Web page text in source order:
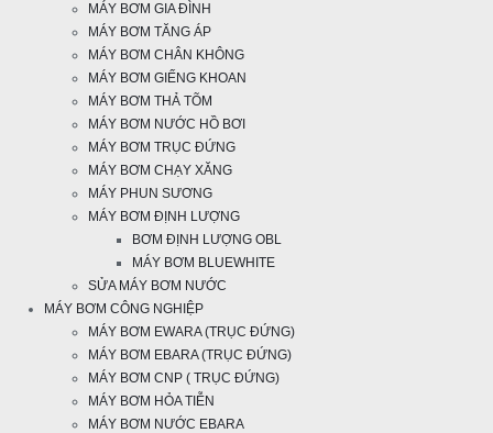
MÁY BƠM GIA ĐÌNH
MÁY BƠM TĂNG ÁP
MÁY BƠM CHÂN KHÔNG
MÁY BƠM GIẾNG KHOAN
MÁY BƠM THẢ TÕM
MÁY BƠM NƯỚC HỒ BƠI
MÁY BƠM TRỤC ĐỨNG
MÁY BƠM CHẠY XĂNG
MÁY PHUN SƯƠNG
MÁY BƠM ĐỊNH LƯỢNG
BƠM ĐỊNH LƯỢNG OBL
MÁY BƠM BLUEWHITE
SỬA MÁY BƠM NƯỚC
MÁY BƠM CÔNG NGHIỆP
MÁY BƠM EWARA (TRỤC ĐỨNG)
MÁY BƠM EBARA (TRỤC ĐỨNG)
MÁY BƠM CNP ( TRỤC ĐỨNG)
MÁY BƠM HỎA TIỄN
MÁY BƠM NƯỚC EBARA